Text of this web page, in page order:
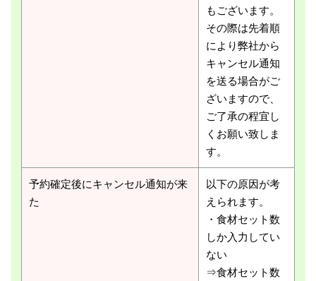
もございます。
その際は先着順
により弊社から
キャンセル通知
を送る場合がご
ざいますので、
ご了承の程宜し
くお願い致しま
す。
予約確定後にキャンセル通知が来
た
以下の原因が考
えられます。
・食材セット数
しか入力してい
ない
⇒食材セット数